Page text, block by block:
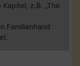
z.B. „The
Familienhand